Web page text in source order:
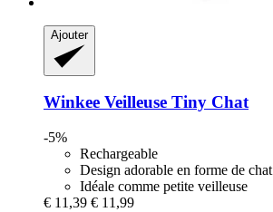
Ajouter
Winkee Veilleuse Tiny Chat
-5%
Rechargeable
Design adorable en forme de chat
Idéale comme petite veilleuse
€ 11,39 € 11,99